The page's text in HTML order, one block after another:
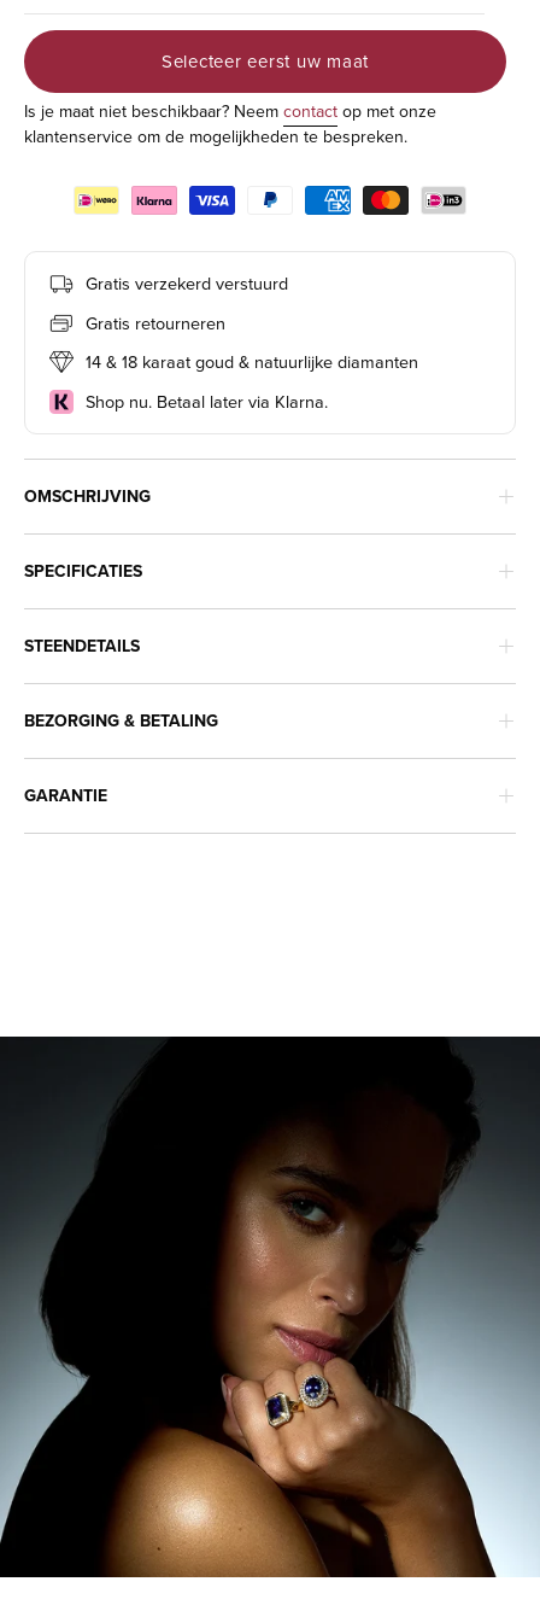
Selecteer eerst uw maat
Is je maat niet beschikbaar? Neemcontactop met onze
klantenservice om de mogelijkheden te bespreken.
Gratis verzekerd verstuurd
Gratis retourneren
14 & 18 karaat goud & natuurlijke diamanten
Shop nu. Betaal later via Klarna.
OMSCHRIJVING
SPECIFICATIES
STEENDETAILS
BEZORGING & BETALING
GARANTIE